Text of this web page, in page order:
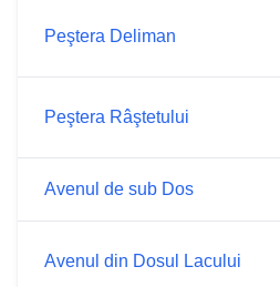
Peştera Deliman
Peştera Râştetului
Avenul de sub Dos
Avenul din Dosul Lacului